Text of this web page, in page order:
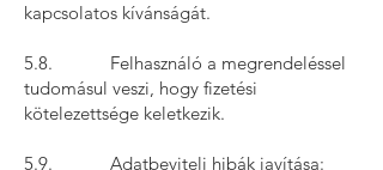
kapcsolatos kívánságát.
5.8. Felhasználó a megrendeléssel
tudomásul veszi, hogy fizetési
kötelezettsége keletkezik.
5.9. Adatbeviteli hibák javítása: